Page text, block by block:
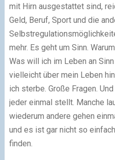
mit Hirn ausgestattet sind,
Geld, Beruf, Sport und die
mehr. Es geht um Sinn.
Was will ich im Leben an
vielleicht über mein Leben
ich sterbe. Große Fragen.
jeder einmal stellt. Manche
wiederum andere gehen
und es ist gar nicht so
finden.